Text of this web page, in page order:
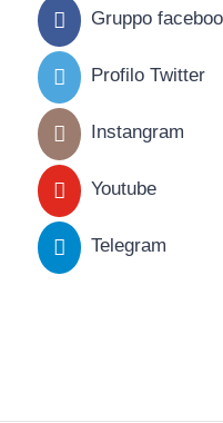
Gruppo
Profilo Twitter
Instangram
Youtube
Telegram